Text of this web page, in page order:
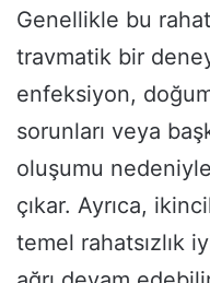
Genellikle bu
travmatik bir
enfeksiyon,
sorunları veya
oluşumu
çıkar. Ayrıca,
temel rahatsızlık